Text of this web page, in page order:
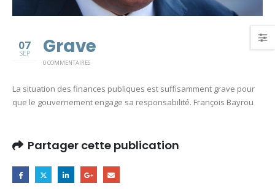
07
SEP Grave
0 COMMENTAIRES
La situation des finances publiques est suffisamment grave pour
que le gouvernement engage sa responsabilité. François Bayrou
Partager cette publication